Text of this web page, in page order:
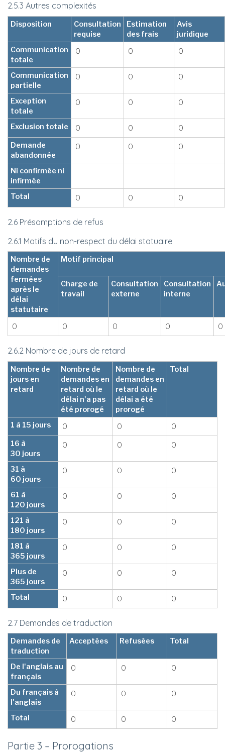
2.5.3 Autres complexités
Disposition
Consultation
requise
Estimation
des frais
Avis
juridique
Communication
totale
0 0 0
Communication
partielle
0 0 0
Exception
totale
0 0 0
Exclusion totale 0 0
0
Demande
abandonnée
0 0 0
Ni confirmée ni
infirmée
Total
0 0 0
2.6 Présomptions de refus
2.6.1 Motifs du non-respect du délai statuaire
Nombre de
demandes
fermées
après le
délai
statutaire
Motif principal
Charge de
travail
Consultation
externe
Consultation
interne
0 0 0 0 0
2.6.2 Nombre de jours de retard
Nombre de
jours en
retard
Nombre de
demandes en
retard où le
délai n'a pas
été prorogé
Nombre de
demandes en
retard où le
délai a été
prorogé
Total
1 à 15 jours 0 0
0
16 à
30 jours
0 0 0
31 à
60 jours
0 0 0
61 à
120 jours
0 0 0
121 à
180 jours
0 0 0
181 à
365 jours
0 0 0
Plus de
365 jours
0 0 0
Total 0 0 0
2.7 Demandes de traduction
Demandes de
traduction
Acceptées Refusées Total
De l'anglais au
français
0 0 0
Du français à
l'anglais
0 0 0
Total 0 0 0
Partie 3 – Prorogations